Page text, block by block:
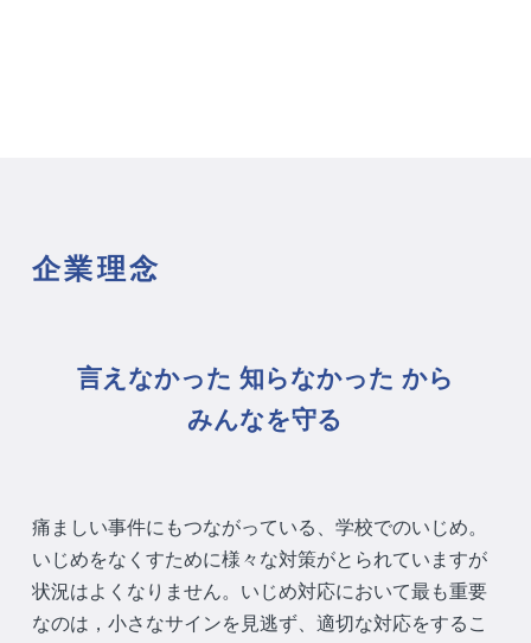
企業理念
言えなかった 知らなかった から
みんなを守る
痛ましい事件にもつながっている、学校でのいじめ。
いじめをなくすために様々な対策がとられていますが
状況はよくなりません。いじめ対応において最も重要
なのは，小さなサインを見逃ず、適切な対応をするこ